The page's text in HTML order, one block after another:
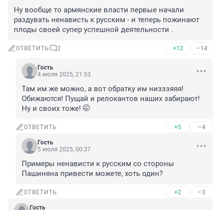
Ну вообще то армянские власти первые начали
раздувать ненависть к русским - и теперь пожинают
плоды своей супер успешной деятельности .
ОТВЕТИТЬ 2 +12 –14
Гость
4 июля 2025, 21:53
Там им же можно, а вот обратку им низззяяя!
Обижаются! Пущай и релокантов наших забирают!
Ну и своих тоже! 🤭
ОТВЕТИТЬ +5 –4
Гость
5 июля 2025, 00:37
Примеры ненависти к русским со стороны
Пашиняна привести можете, хоть один?
ОТВЕТИТЬ +2 –3
Гость